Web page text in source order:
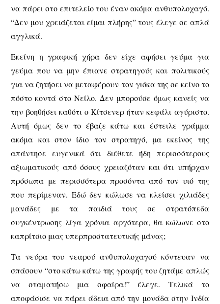
να πάρει στο επιτελείο του έναν ακόμα ανθυπολοχαγό.
“Δεν μου χρειάζεται είμαι πλήρης” τους έλεγε σε απλά
αγγλικά.
Εκείνη η γραφική χήρα δεν είχε αφήσει γεύμα για
γεύμα που να μην έπιανε στρατηγούς και πολιτικούς
για να ζητήσει να μεταφέρουν τον γιόκα της σε κείνο το
πόστο κοντά στο Νείλο. Δεν μπορούσε όμως κανείς να
την βοηθήσει καθότι ο Κίτσενερ ήταν κεφάλι αγύριστο.
Αυτή όμως δεν το έβαζε κάτω και έστειλε γράμμα
ακόμα και στον ίδιο τον στρατηγό, μα εκείνος της
απάντησε ευγενικά ότι διέθετε ήδη περισσότερους
αξιωματικούς από όσους χρειαζόταν και ότι υπήρχαν
πρόσωπα με περισσότερα προσόντα από τον υιό της
που περίμεναν. Εδώ δεν κώλωσε να κλείσει χιλιάδες
μανάδες με τα παιδιά τους σε στρατόπεδα
συγκέντρωσης λίγα χρόνια αργότερα, θα κώλωνε στο
καπρίτσιο μιας υπερπροστατευτικής μάνας;
Τα νεύρα του νεαρού ανθυπολοχαγού κόντευαν να
σπάσουν “στο κάτω κάτω της γραφής του ζητάμε απλώς
να σταματήσω μια σφαίρα!” έλεγε. Τελικά το
αποφάσισε να πάρει άδεια από την μονάδα στην Ινδία